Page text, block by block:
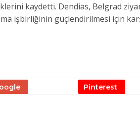
kaydetti. Dendias, Belgrad
işbirliğinin güçlendirilmesi için